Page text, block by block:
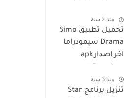
منذ 2 سنة
تحميل تطبيق Simo
Drama سيمودراما
اخر اصدار apk
العالمية مجانا
منذ 3 سنة
تنزيل برنامج Star